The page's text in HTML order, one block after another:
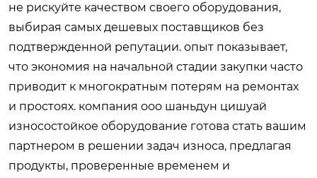
не рискуйте качеством своего оборудования,
выбирая самых дешевых поставщиков без
подтвержденной репутации. опыт показывает,
что экономия на начальной стадии закупки часто
приводит к многократным потерям на ремонтах
и простоях. компания ооо шаньдун цишуай
износостойкое оборудование готова стать вашим
партнером в решении задач износа, предлагая
продукты, проверенные временем и